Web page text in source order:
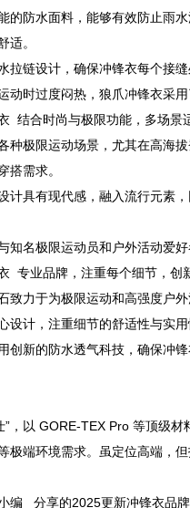
的防水面料，能够有效防止雨
适。
拉链设计，确保冲锋衣每个接
动时过度闷热，狼爪冲锋衣采
结合时尚与极限功能，多场景
种极限运动场景，尤其在高海
搭需求。
计具有现代感，融入流行元素
知名极限运动员和户外活动爱
专业品牌，注重每个细节，创
致力于为极限运动和高强度户
设计，注重细节的舒适性与实
创新的防水透气科技，确保冲
”，以 GORE-TEX Pro 等顶级
极端环境需求。虽定位高端，
编_ 分享的2025更新冲锋衣品